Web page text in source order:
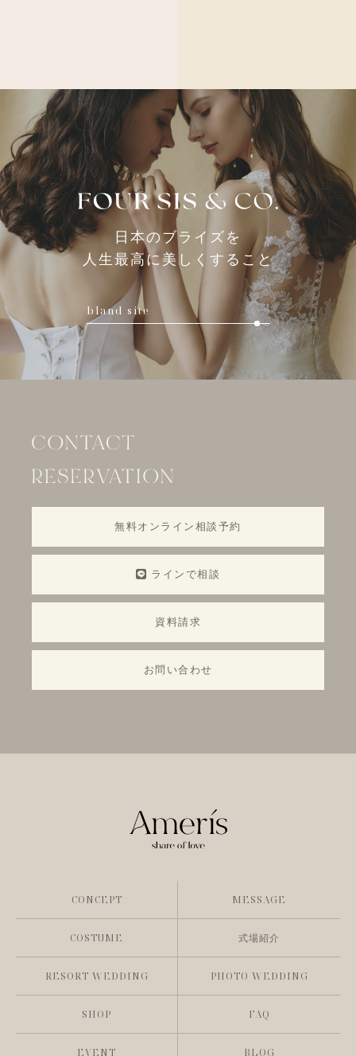
日本のブライズを
人生最高に美しくすること
bland site
CONCEPT MESSAGE
COSTUME 式場紹介
RESORT WEDDING PHOTO WEDDING
SHOP FAQ
EVENT BLOG
無料オンライン相談予約
ラインで相談
資料請求
お問い合わせ